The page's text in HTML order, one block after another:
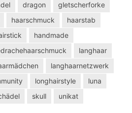
dragon
gletscherforke
haarschmuck
haarstab
handmade
langhaar
langhaarnetzwerk
longhairstyle
luna
skull unikat